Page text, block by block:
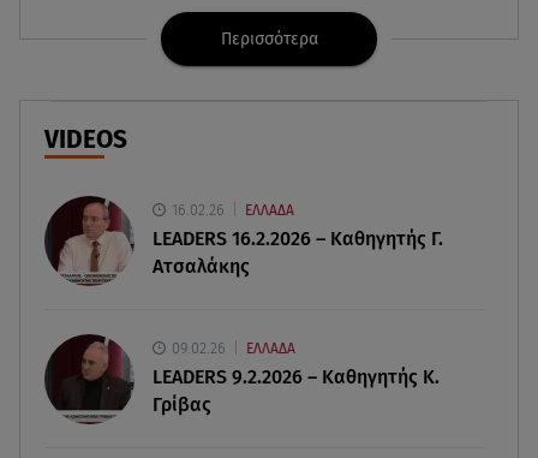
Τουρισμός για όλους: Συνεχίζονται οι αιτήσεις –
Marfin: Προθεσμία για να απολογηθεί πήρε η
46χρονη
αποκαλύπτουν οι διακοπές για τη σχέση σου
07.08.26 , 11:45
Περισσότερα
VIDEOS
16.02.26 ΕΛΛΑΔΑ
LEADERS 16.2.2026 – Καθηγητής Γ.
Ατσαλάκης
09.02.26 ΕΛΛΑΔΑ
LEADERS 9.2.2026 – Καθηγητής Κ.
Γρίβας